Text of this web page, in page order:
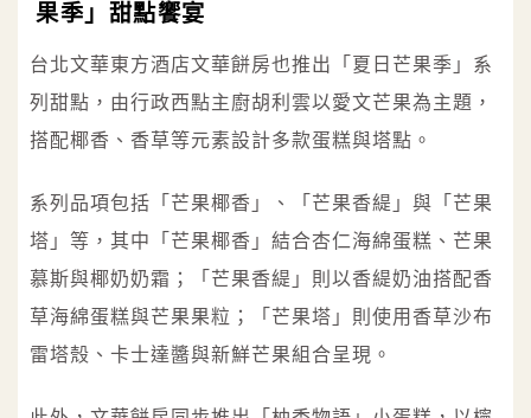
果季」甜點饗宴
台北文華東方酒店文華餅房也推出「夏日芒果季」系
列甜點，由行政西點主廚胡利雲以愛文芒果為主題，
搭配椰香、香草等元素設計多款蛋糕與塔點。
系列品項包括「芒果椰香」、「芒果香緹」與「芒果
塔」等，其中「芒果椰香」結合杏仁海綿蛋糕、芒果
慕斯與椰奶奶霜；「芒果香緹」則以香緹奶油搭配香
草海綿蛋糕與芒果果粒；「芒果塔」則使用香草沙布
雷塔殼、卡士達醬與新鮮芒果組合呈現。